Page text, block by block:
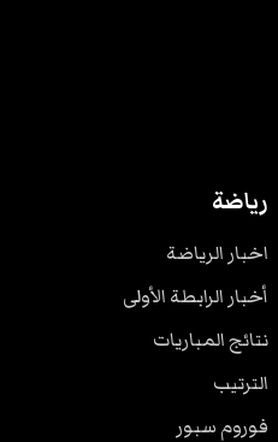
رياضة
اخبار الرياضة
أخبار الرابطة الأولى
نتائج المباريات
الترتيب
فوروم سبور